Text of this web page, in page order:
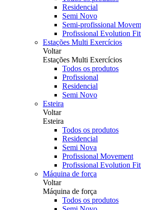
Residencial
Semi Novo
Semi-profissional
Profissional Evolution
Estações Multi Exercícios
Voltar
Estações Multi Exercícios
Todos os produtos
Profissional
Residencial
Semi Novo
Esteira
Voltar
Esteira
Todos os produtos
Residencial
Semi Nova
Profissional Movement
Profissional Evolution
Máquina de força
Voltar
Máquina de força
Todos os produtos